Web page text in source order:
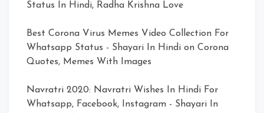
Status In Hindi, Radha Krishna Love
Best Corona Virus Memes Video Collection For
Whatsapp Status - Shayari In Hindi on Corona
Quotes, Memes With Images
Navratri 2020: Navratri Wishes In Hindi For
Whatsapp, Facebook, Instagram - Shayari In